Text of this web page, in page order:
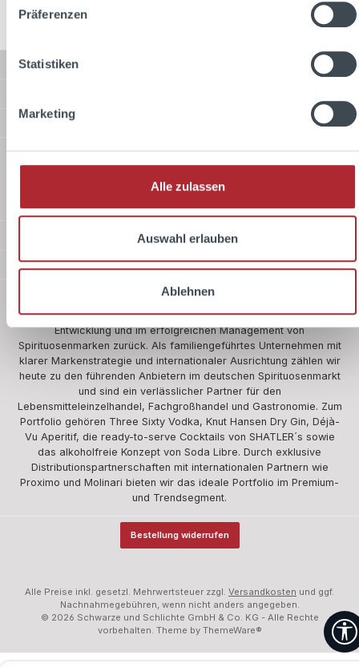
Präferenzen
Statistiken
Marketing
Alle zulassen
Auswahl erlauben
Ablehnen
Service-Hotline
Informationen
Versandarten
Standard
Sicher Einkaufen
Wir blicken auf über 360 Jahre Erfahrung in der Herstellung,
Entwicklung und im erfolgreichen Management von
Spirituosenmarken zurück. Als familiengeführtes Unternehmen mit
klarer Markenstrategie und internationaler Ausrichtung zählen wir
heute zu den führenden Anbietern im deutschen Spirituosenmarkt
und sind ein verlässlicher Partner für den
Lebensmitteleinzelhandel, Fachgroßhandel und Gastronomie. Zum
Portfolio gehören Three Sixty Vodka, Knut Hansen Dry Gin, Déjà-
Vu Aperitif, die ready-to-serve Cocktails von SHATLER´s sowie
das alkoholfreie Konzept von Soda Libre. Durch exklusive
Distributionspartnerschaften mit internationalen Partnern wie
Proximo und Molinari bieten wir das ideale Portfolio im Premium-
und Trendsegment.
Bestellung widerrufen
Alle Preise inkl. gesetzl. Mehrwertsteuer zzgl. Versandkosten und ggf.
Nachnahmegebühren, wenn nicht anders angegeben.
© 2026 Schwarze und Schlichte GmbH & Co. KG - Alle Rechte
vorbehalten. Theme by ThemeWare®